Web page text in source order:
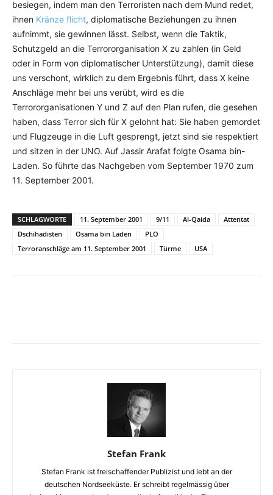
besiegen, indem man den Terroristen nach dem Mund redet,
ihnen Kränze flicht, diplomatische Beziehungen zu ihnen
aufnimmt, sie gewinnen lässt. Selbst, wenn die Taktik,
Schutzgeld an die Terrororganisation X zu zahlen (in Geld
oder in Form von diplomatischer Unterstützung), damit diese
uns verschont, wirklich zu dem Ergebnis führt, dass X keine
Anschläge mehr bei uns verübt, wird es die
Terrororganisationen Y und Z auf den Plan rufen, die gesehen
haben, dass Terror sich für X gelohnt hat: Sie haben gemordet
und Flugzeuge in die Luft gesprengt, jetzt sind sie respektiert
und sitzen in der UNO. Auf Jassir Arafat folgte Osama bin-
Laden. So führte das Nachgeben vom September 1970 zum
11. September 2001.
SCHLAGWORTE 11. September 2001 9/11 Al-Qaida
Attentat
Dschihadisten
Osama bin Laden
PLO
Terroranschläge am 11. September 2001
Türme USA
Stefan Frank
Stefan Frank ist freischaffender Publizist und lebt an der
deutschen Nordseeküste. Er schreibt regelmässig über